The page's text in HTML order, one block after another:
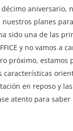
aniversario,
planes
sido una de las
y no vamos a
próximo, estamos
características
en reposo y
atento para